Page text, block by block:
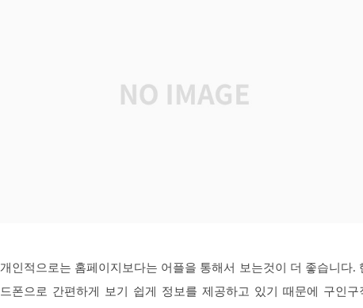
개인적으로는 홈페이지보다는 어플을 통해서 보는것이 더 좋습니다.
드폰으로 간편하게 보기 쉽게 정보를 제공하고 있기 때문에 구인구